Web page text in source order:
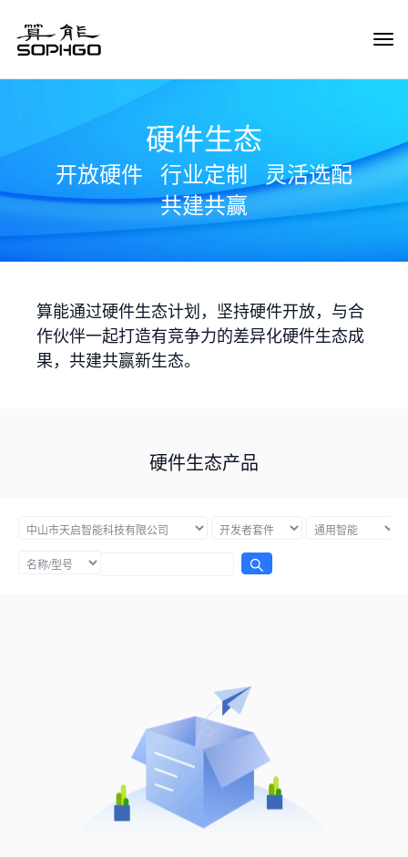
硬件生态
开放硬件 行业定制
灵活选配
共建共赢
算能通过硬件生态计划，坚持硬件开放，与合
作伙伴一起打造有竞争力的差异化硬件生态成
果，共建共赢新生态。
硬件生态产品